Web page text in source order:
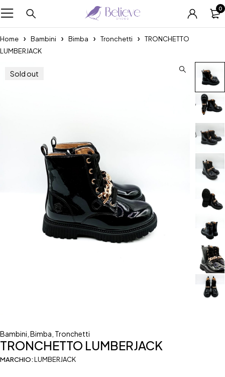
0
Home Bambini Bimba Tronchetti
TRONCHETTO
LUMBERJACK
Sold out
Bambini Bimba Tronchetti
TRONCHETTO LUMBERJACK
MARCHIO:LUMBERJACK